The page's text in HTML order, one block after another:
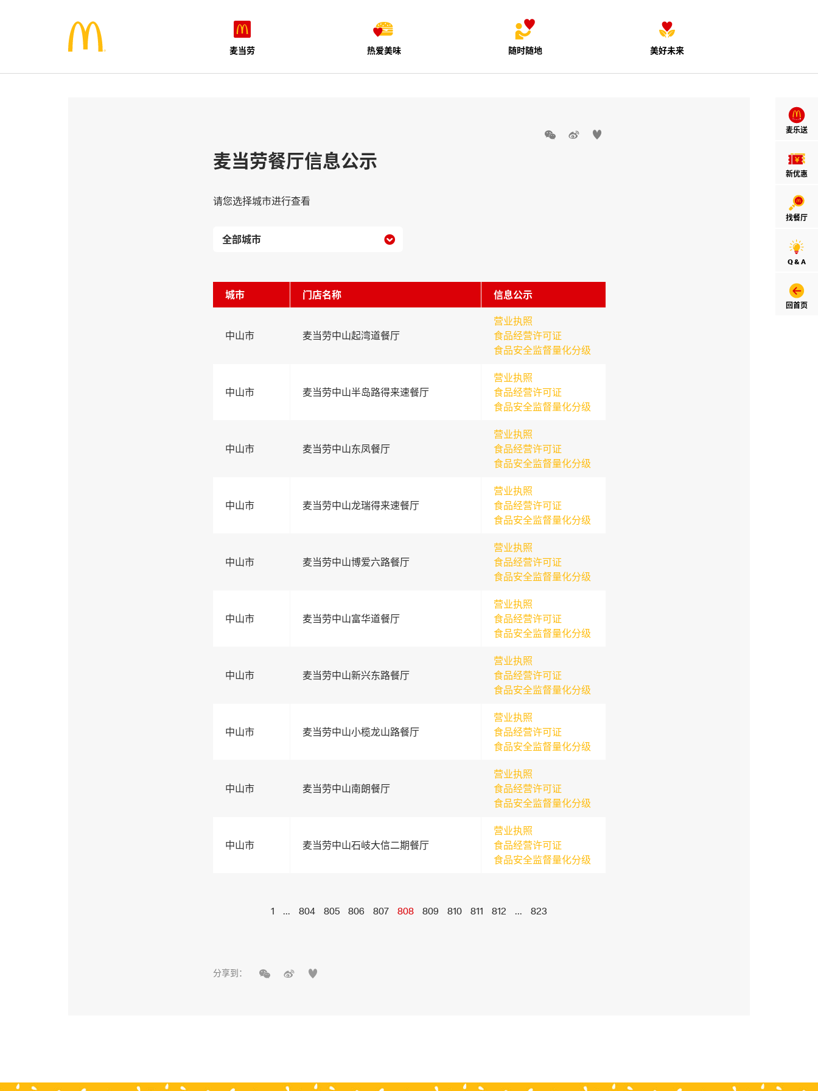
麦当劳 热爱美味 随时随地 美好未来
麦乐送
新优惠
找餐厅
Q & A
回首页
  
麦当劳餐厅信息公示
请您选择城市进行查看

城市 门店名称 信息公示
中山市 麦当劳中山起湾道餐厅
营业执照
食品经营许可证
食品安全监督量化分级
中山市 麦当劳中山半岛路得来速餐厅
营业执照
食品经营许可证
食品安全监督量化分级
中山市 麦当劳中山东凤餐厅
营业执照
食品经营许可证
食品安全监督量化分级
中山市 麦当劳中山龙瑞得来速餐厅
营业执照
食品经营许可证
食品安全监督量化分级
中山市 麦当劳中山博爱六路餐厅
营业执照
食品经营许可证
食品安全监督量化分级
中山市 麦当劳中山富华道餐厅
营业执照
食品经营许可证
食品安全监督量化分级
中山市 麦当劳中山新兴东路餐厅
营业执照
食品经营许可证
食品安全监督量化分级
中山市 麦当劳中山小榄龙山路餐厅
营业执照
食品经营许可证
食品安全监督量化分级
中山市 麦当劳中山南朗餐厅
营业执照
食品经营许可证
食品安全监督量化分级
中山市 麦当劳中山石岐大信二期餐厅
营业执照
食品经营许可证
食品安全监督量化分级
1 ... 804 805 806 807 808 809 810 811 812 ... 823
分享到：   